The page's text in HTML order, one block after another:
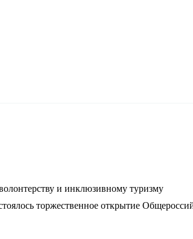
и инклюзивному туризму
торжественное открытие